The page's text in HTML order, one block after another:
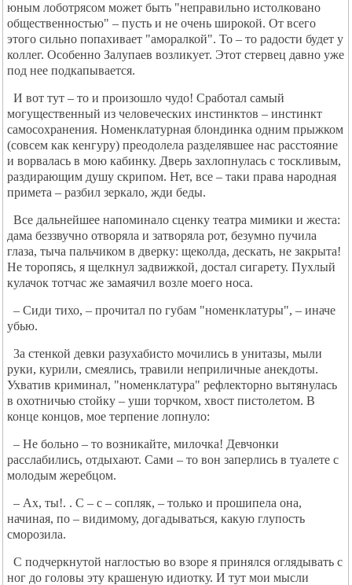
юным лоботрясом может быть "неправильно истолковано
общественностью" – пусть и не очень широкой. От всего
этого сильно попахивает "аморалкой". То – то радости будет у
коллег. Особенно Залупаев возликует. Этот стервец давно уже
под нее подкапывается.
И вот тут – то и произошло чудо! Сработал самый
могущественный из человеческих инстинктов – инстинкт
самосохранения. Номенклатурная блондинка одним прыжком
(совсем как кенгуру) преодолела разделявшее нас расстояние
и ворвалась в мою кабинку. Дверь захлопнулась с тоскливым,
раздирающим душу скрипом. Нет, все – таки права народная
примета – разбил зеркало, жди беды.
Все дальнейшее напоминало сценку театра мимики и жеста:
дама беззвучно отворяла и затворяла рот, безумно пучила
глаза, тыча пальчиком в дверку: щеколда, дескать, не закрыта!
Не торопясь, я щелкнул задвижкой, достал сигарету. Пухлый
кулачок тотчас же замаячил возле моего носа.
– Сиди тихо, – прочитал по губам "номенклатуры", – иначе
убью.
3а стенкой девки разухабисто мочились в унитазы, мыли
руки, курили, смеялись, травили неприличные анекдоты.
Ухватив криминал, "номенклатура" рефлекторно вытянулась
в охотничью стойку – уши торчком, хвост пистолетом. В
конце концов, мое терпение лопнуло:
– Не больно – то возникайте, милочка! Девчонки
расслабились, отдыхают. Сами – то вон заперлись в туалете с
молодым жеребцом.
– Ах, ты!. . С – с – сопляк, – только и прошипела она,
начиная, по – видимому, догадываться, какую глупость
сморозила.
С подчеркнутой наглостью во взоре я принялся оглядывать с
ног до головы эту крашеную идиотку. И тут мои мысли